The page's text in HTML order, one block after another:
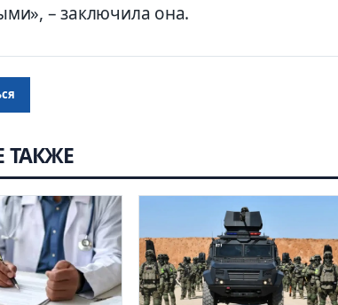
, – заключила она.
ТАКЖЕ